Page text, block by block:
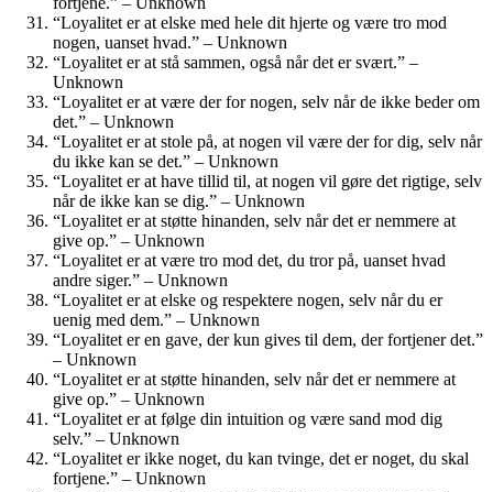
“Loyalitet er at elske med hele dit hjerte og være tro mod
nogen, uanset hvad.” – Unknown
“Loyalitet er at stå sammen, også når det er svært.” –
Unknown
“Loyalitet er at være der for nogen, selv når de ikke beder om
det.” – Unknown
“Loyalitet er at stole på, at nogen vil være der for dig, selv når
du ikke kan se det.” – Unknown
“Loyalitet er at have tillid til, at nogen vil gøre det rigtige, selv
når de ikke kan se dig.” – Unknown
“Loyalitet er at støtte hinanden, selv når det er nemmere at
give op.” – Unknown
“Loyalitet er at være tro mod det, du tror på, uanset hvad
andre siger.” – Unknown
“Loyalitet er at elske og respektere nogen, selv når du er
uenig med dem.” – Unknown
“Loyalitet er en gave, der kun gives til dem, der fortjener det.”
– Unknown
“Loyalitet er at støtte hinanden, selv når det er nemmere at
give op.” – Unknown
“Loyalitet er at følge din intuition og være sand mod dig
selv.” – Unknown
“Loyalitet er ikke noget, du kan tvinge, det er noget, du skal
fortjene.” – Unknown